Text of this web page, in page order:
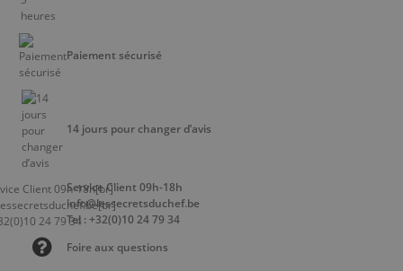
Paiement sécurisé
14 jours pour changer d’avis
Service Client 09h-18h
info@lessecretsduchef.be
Tel : +32(0)10 24 79 34
Foire aux questions